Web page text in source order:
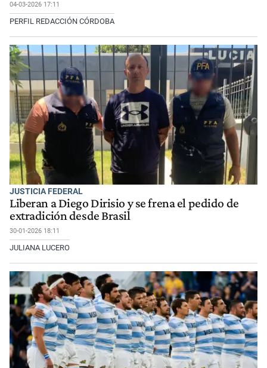
04-03-2026 17:11
PERFIL REDACCIÓN CÓRDOBA
JUSTICIA FEDERAL
Liberan a Diego Dirisio y se frena el pedido de
extradición desde Brasil
30-01-2026 18:11
JULIANA LUCERO